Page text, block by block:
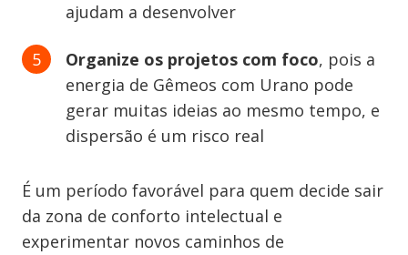
ajudam a desenvolver
Organize os projetos com foco, pois a
energia de Gêmeos com Urano pode
gerar muitas ideias ao mesmo tempo, e
dispersão é um risco real
É um período favorável para quem decide sair
da zona de conforto intelectual e
experimentar novos caminhos de